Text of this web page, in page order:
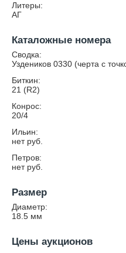
Литеры:
АГ
Каталожные номера
Сводка:
Уздеников 0330 (черта с
Биткин:
21 (R2)
Конрос:
20/4
Ильин:
нет руб.
Петров:
нет руб.
Размер
Диаметр:
18.5 мм
Цены аукционов